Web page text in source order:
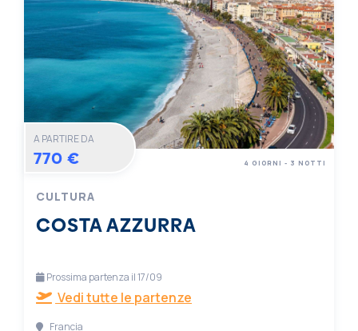
A PARTIRE DA
770 €
CULTURA
COSTA AZZURRA
4 GIORNI - 3 NOTTI
Prossima partenza il 17/09
Vedi tutte le partenze
Francia